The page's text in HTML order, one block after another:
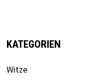
KATEGORIEN
Witze